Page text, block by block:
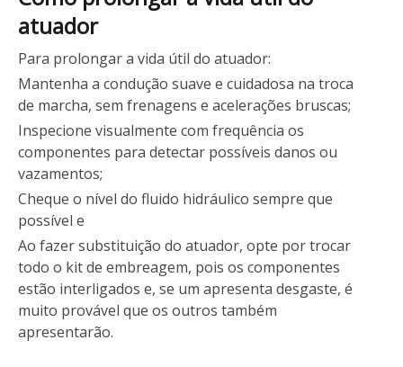
atuador
Para prolongar a vida útil do atuador:
Mantenha a condução suave e cuidadosa na troca
de marcha, sem frenagens e acelerações bruscas;
Inspecione visualmente com frequência os
componentes para detectar possíveis danos ou
vazamentos;
Cheque o nível do fluido hidráulico sempre que
possível e
Ao fazer substituição do atuador, opte por trocar
todo o kit de embreagem, pois os componentes
estão interligados e, se um apresenta desgaste, é
muito provável que os outros também
apresentarão.